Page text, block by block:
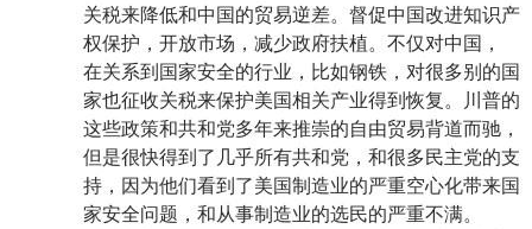
关税来降低和中国的贸易逆差。督促中国改进知识产
权保护，开放市场，减少政府扶植。不仅对中国，
在关系到国家安全的行业，比如钢铁，对很多别的国
家也征收关税来保护美国相关产业得到恢复。川普的
这些政策和共和党多年来推崇的自由贸易背道而驰，
但是很快得到了几乎所有共和党，和很多民主党的支
持，因为他们看到了美国制造业的严重空心化带来国
家安全问题，和从事制造业的选民的严重不满。